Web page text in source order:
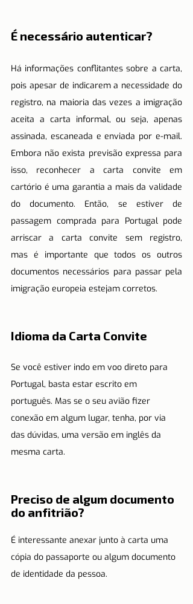
É necessário autenticar?
Há informações conflitantes sobre a carta,
pois apesar de indicarem a necessidade do
registro, na maioria das vezes a imigração
aceita a carta informal, ou seja, apenas
assinada, escaneada e enviada por e-mail.
Embora não exista previsão expressa para
isso, reconhecer a carta convite em
cartório é uma garantia a mais da validade
do documento. Então, se estiver de
passagem comprada para Portugal pode
arriscar a carta convite sem registro,
mas é importante que todos os outros
documentos necessários para passar pela
imigração europeia estejam corretos.
Idioma da Carta Convite
Se você estiver indo em voo direto para
Portugal, basta estar escrito em
português. Mas se o seu avião fizer
conexão em algum lugar, tenha, por via
das dúvidas, uma versão em inglês da
mesma carta.
Preciso de algum documento
do anfitrião?
É interessante anexar junto à carta uma
cópia do passaporte ou algum documento
de identidade da pessoa.